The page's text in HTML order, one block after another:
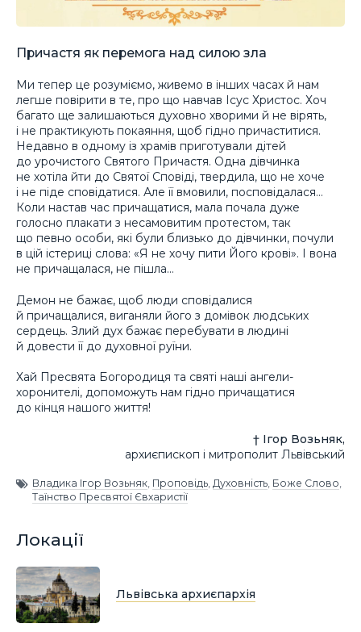
Причастя як перемога над силою зла
Ми тепер це розуміємо, живемо в інших часах й нам
легше повірити в те, про що навчав Ісус Христос. Хоч
багато ще залишаються духовно хворими й не вірять,
і не практикують покаяння, щоб гідно причаститися.
Недавно в одному із храмів приготували дітей
до урочистого Святого Причастя. Одна дівчинка
не хотіла йти до Святої Сповіді, твердила, що не хоче
і не піде сповідатися. Але її вмовили, посповідалася…
Коли настав час причащатися, мала почала дуже
голосно плакати з несамовитим протестом, так
що певно особи, які були близько до дівчинки, почули
в цій істериці слова: «Я не хочу пити Його крові». І вона
не причащалася, не пішла…
Демон не бажає, щоб люди сповідалися
й причащалися, виганяли його з домівок людських
сердець. Злий дух бажає перебувати в людині
й довести її до духовної руїни.
Хай Пресвята Богородиця та святі наші ангели-
хоронителі, допоможуть нам гідно причащатися
до кінця нашого життя!
† Ігор Возьняк,
архиєпископ і митрополит Львівський
Владика Ігор Возьняк, Проповідь, Духовність, Боже Слово,
Таїнство Пресвятої Євхаристії
Локації
Львівська архиєпархія